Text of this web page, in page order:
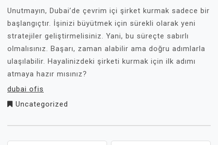
Unutmayın, Dubai’de çevrim içi şirket kurmak sadece bir
başlangıçtır. İşinizi büyütmek için sürekli olarak yeni
stratejiler geliştirmelisiniz. Yani, bu süreçte sabırlı
olmalısınız. Başarı, zaman alabilir ama doğru adımlarla
ulaşılabilir. Hayalinizdeki şirketi kurmak için ilk adımı
atmaya hazır mısınız?
dubai ofis
Uncategorized